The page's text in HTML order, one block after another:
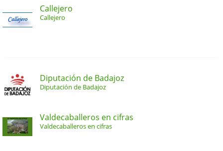
Callejero
Callejero
Diputación de Badajoz
Diputación de Badajoz
Valdecaballeros en cifras
Valdecaballeros en cifras